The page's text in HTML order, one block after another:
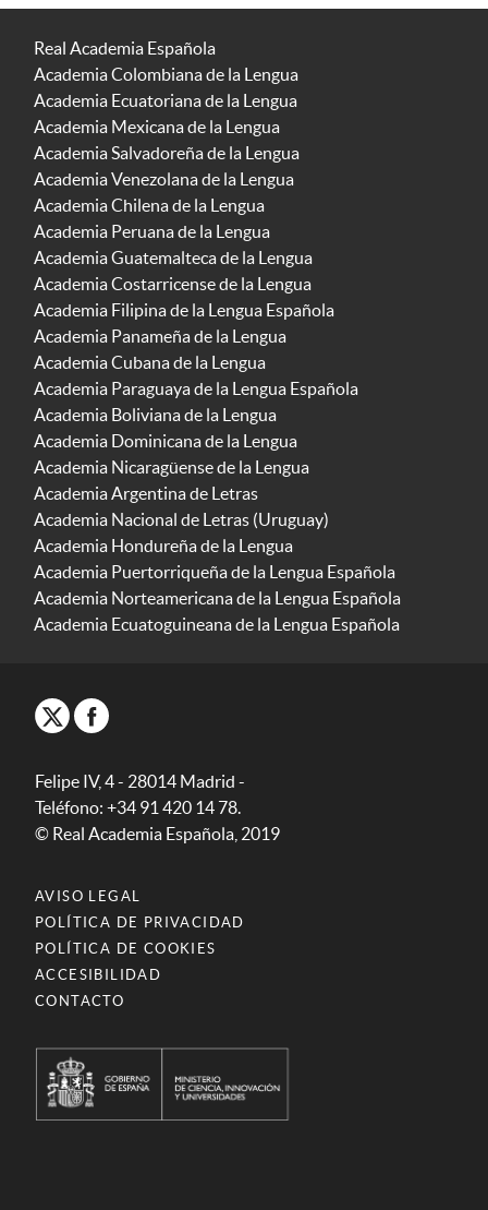
Real Academia Española
Academia Colombiana de la Lengua
Academia Ecuatoriana de la Lengua
Academia Mexicana de la Lengua
Academia Salvadoreña de la Lengua
Academia Venezolana de la Lengua
Academia Chilena de la Lengua
Academia Peruana de la Lengua
Academia Guatemalteca de la Lengua
Academia Costarricense de la Lengua
Academia Filipina de la Lengua Española
Academia Panameña de la Lengua
Academia Cubana de la Lengua
Academia Paraguaya de la Lengua Española
Academia Boliviana de la Lengua
Academia Dominicana de la Lengua
Academia Nicaragüense de la Lengua
Academia Argentina de Letras
Academia Nacional de Letras (Uruguay)
Academia Hondureña de la Lengua
Academia Puertorriqueña de la Lengua Española
Academia Norteamericana de la Lengua Española
Academia Ecuatoguineana de la Lengua Española
Felipe IV, 4 - 28014 Madrid -
Teléfono: +34 91 420 14 78.
© Real Academia Española, 2019
AVISO LEGAL
POLÍTICA DE PRIVACIDAD
POLÍTICA DE COOKIES
ACCESIBILIDAD
CONTACTO